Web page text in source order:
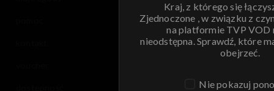
Kraj, z którego się
Zjednoczone , w związku z
na platformie TVP VOD
nieodstępna. Sprawdź, które
obejrzeć.
Nie pokazuj